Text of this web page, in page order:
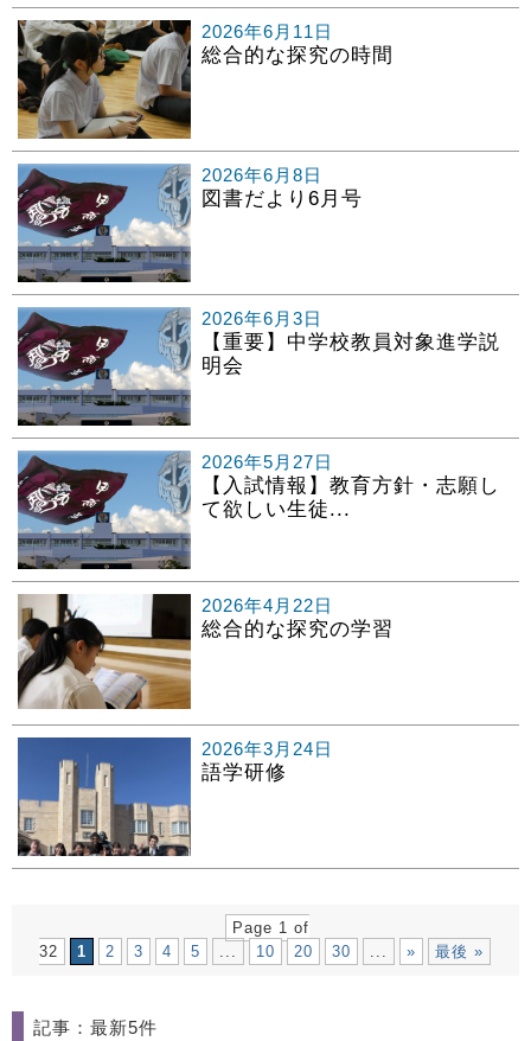
2026年6月11日
総合的な探究の時間
2026年6月8日
図書だより6月号
2026年6月3日
【重要】中学校教員対象進学説
明会
2026年5月27日
【入試情報】教育方針・志願し
て欲しい生徒...
2026年4月22日
総合的な探究の学習
2026年3月24日
語学研修
Page 1 of
32
1 2 3 4 5 ... 10 20 30 ... » 最後 »
記事：最新5件